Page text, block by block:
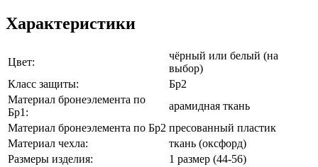
Характеристики
Цвет:
чёрный или белый (на
выбор)
Класс защиты:
Бр2
Материал бронеэлемента по
Бр1:
арамидная ткань
Материал бронеэлемента по Бр2 пресованный пластик
Материал чехла:
ткань (оксфорд)
Размеры изделия:
1 размер (44-56)